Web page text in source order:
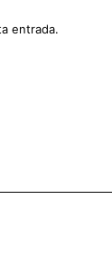
entrada.